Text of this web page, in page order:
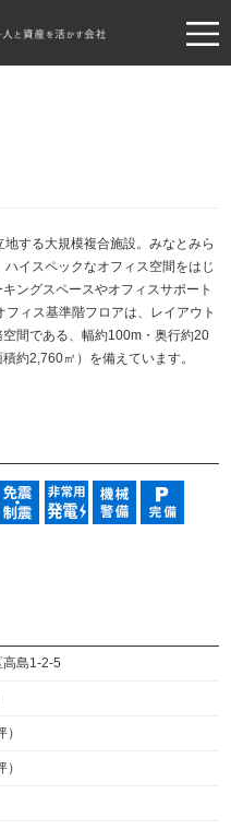
する大規模複合施設。みなとみら
イスペックなオフィス空間をはじ
ングスペースやオフィスサポート
ィス基準階フロアは、レイアウト
間である、幅約100m・奥行約20
約2,760㎡）を備えています。
島1-2-5